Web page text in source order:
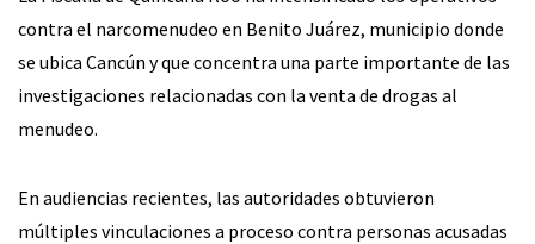
contra el narcomenudeo en Benito Juárez, municipio donde
se ubica Cancún y que concentra una parte importante de las
investigaciones relacionadas con la venta de drogas al
menudeo.
En audiencias recientes, las autoridades obtuvieron
múltiples vinculaciones a proceso contra personas acusadas